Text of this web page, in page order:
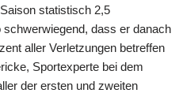
statistisch 2,5
dass er danach
aller Verletzungen betreffen
Sportexperte bei dem
der ersten und zweiten